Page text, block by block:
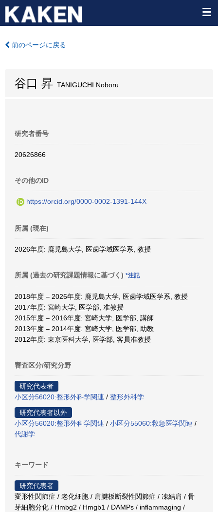
前のページに戻る
谷口 昇 TANIGUCHI Noboru
研究者番号
20626866
その他のID
https://orcid.org/0000-0002-1391-144X
所属 (現在)
2026年度: 鹿児島大学, 医歯学域医学系, 教授
所属 (過去の研究課題情報に基づく) *注記
2018年度 – 2026年度: 鹿児島大学, 医歯学域医学系, 教授
2017年度: 宮崎大学, 医学部, 准教授
2015年度 – 2016年度: 宮崎大学, 医学部, 講師
2013年度 – 2014年度: 宮崎大学, 医学部, 助教
2012年度: 東京医科大学, 医学部, 客員准教授
審査区分/研究分野
研究代表者
小区分56020:整形外科学関連 / 整形外科学
研究代表者以外
小区分56020:整形外科学関連 / 小区分55060:救急医学関連 /
代謝学
キーワード
研究代表者
変形性関節症 / 老化細胞 / 肩腱板断裂性関節症 / 凍結肩 / 骨
芽細胞分化 / Hmbg2 / Hmgb1 / DAMPs / inflammaging /